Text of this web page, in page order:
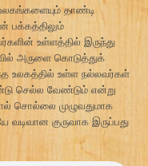
தாண்டி
பக்கத்திலும்
உள்ளத்தில் இருந்து
அருளை கொடுத்துக்
உலகத்தில் உள்ள நல்லவர்கள்
செல்ல வேண்டும் என்று
சொல்லை முழுவதுமாக
குருவாக இருப்பது